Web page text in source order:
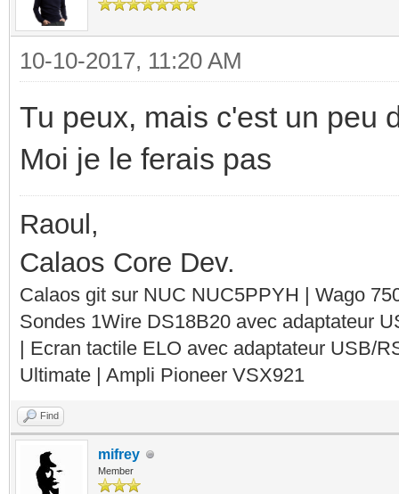
10-10-2017, 11:20 AM
Tu peux, mais c'est un peu
Moi je le ferais pas
Raoul,
Calaos Core Dev.
Calaos git sur NUC NUC5PPYH | Wago
Sondes 1Wire DS18B20 avec adaptateur
| Ecran tactile ELO avec adaptateur USB/
Ultimate | Ampli Pioneer VSX921
Find
mifrey
Member